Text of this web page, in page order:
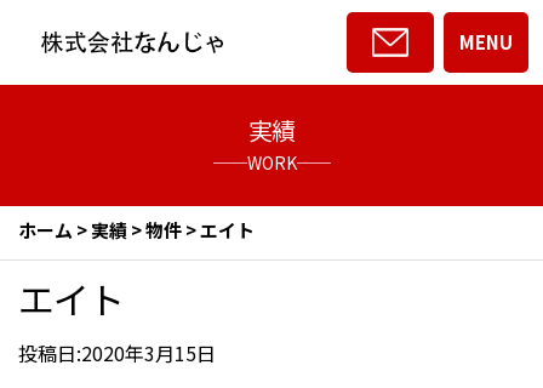
MENU
実績
──WORK──
ホーム >実績>物件>エイト
エイト
投稿日:2020年3月15日